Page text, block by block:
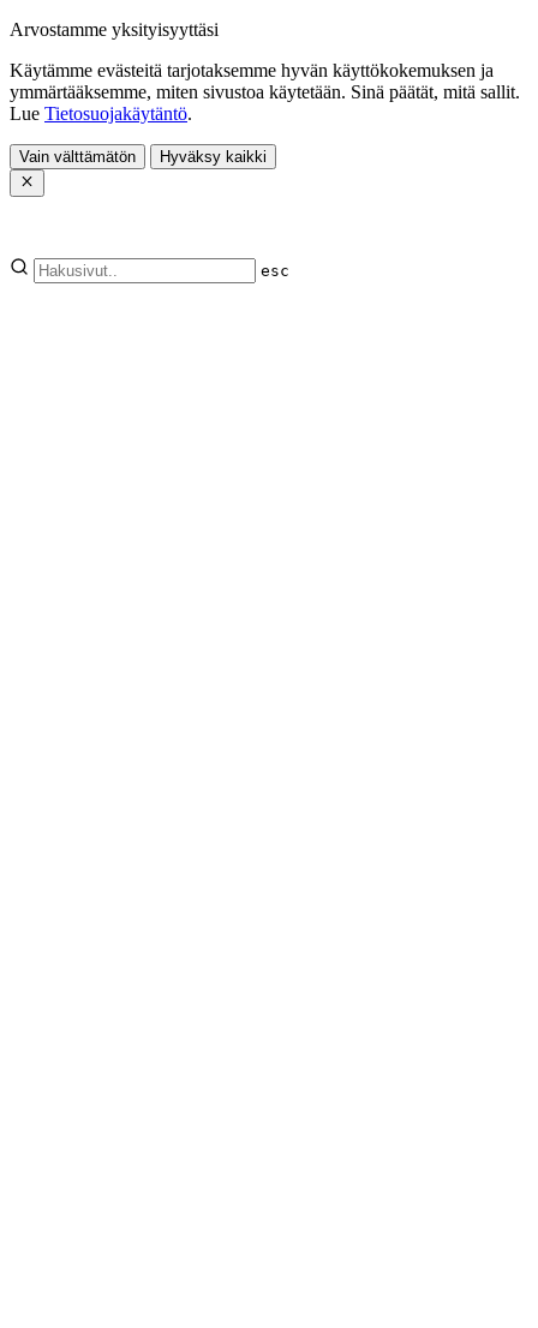
Arvostamme yksityisyyttäsi
Käytämme evästeitä tarjotaksemme hyvän käyttökokemuksen ja
ymmärtääksemme, miten sivustoa käytetään. Sinä päätät, mitä sallit.
Lue Tietosuojakäytäntö.
Vain välttämätön Hyväksy kaikki
esc